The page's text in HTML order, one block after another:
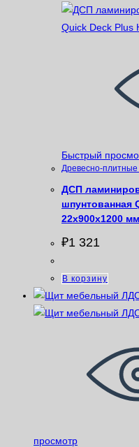
Быстрый
Древесно-
ДСП
шпунтованная
22х900х1200 мм
₽1 321
В корзину
просмотр